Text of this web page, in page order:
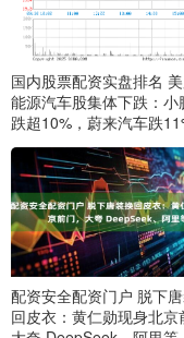
国内股票配资实盘排名
能源汽车股集体下跌：小
跌超10%，蔚来汽车跌
配资安全配资门户 脱下
回皮衣：黄仁勋现身北京